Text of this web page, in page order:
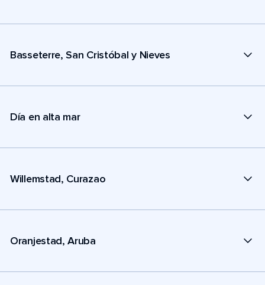
Basseterre, San Cristóbal y Nieves
Día en alta mar
Willemstad, Curazao
Oranjestad, Aruba